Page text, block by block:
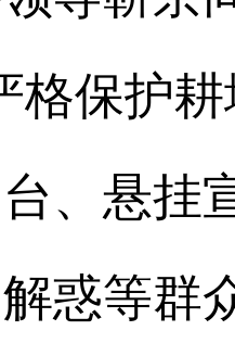
格保护
、悬挂
惑等群